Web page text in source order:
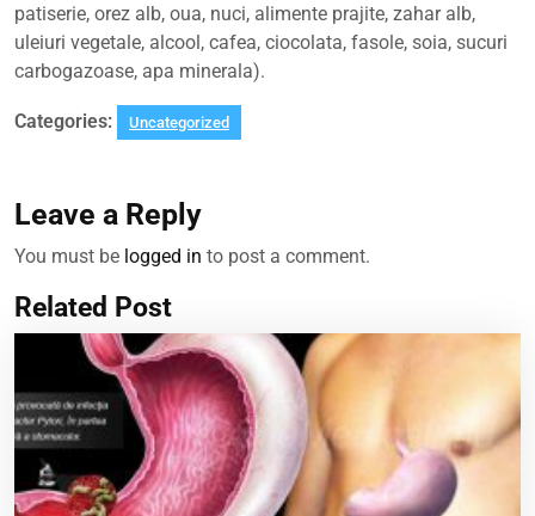
patiserie, orez alb, oua, nuci, alimente prajite, zahar alb,
uleiuri vegetale, alcool, cafea, ciocolata, fasole, soia, sucuri
carbogazoase, apa minerala).
Categories: Uncategorized
Leave a Reply
You must be logged in to post a comment.
Related Post